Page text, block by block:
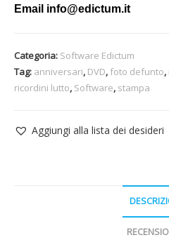
Email info@edictum.it
Categoria: Software Edictum
Tag: anniversari, DVD, foto defunto,
ricordini lutto, Software, stampa
Aggiungi alla lista dei desideri